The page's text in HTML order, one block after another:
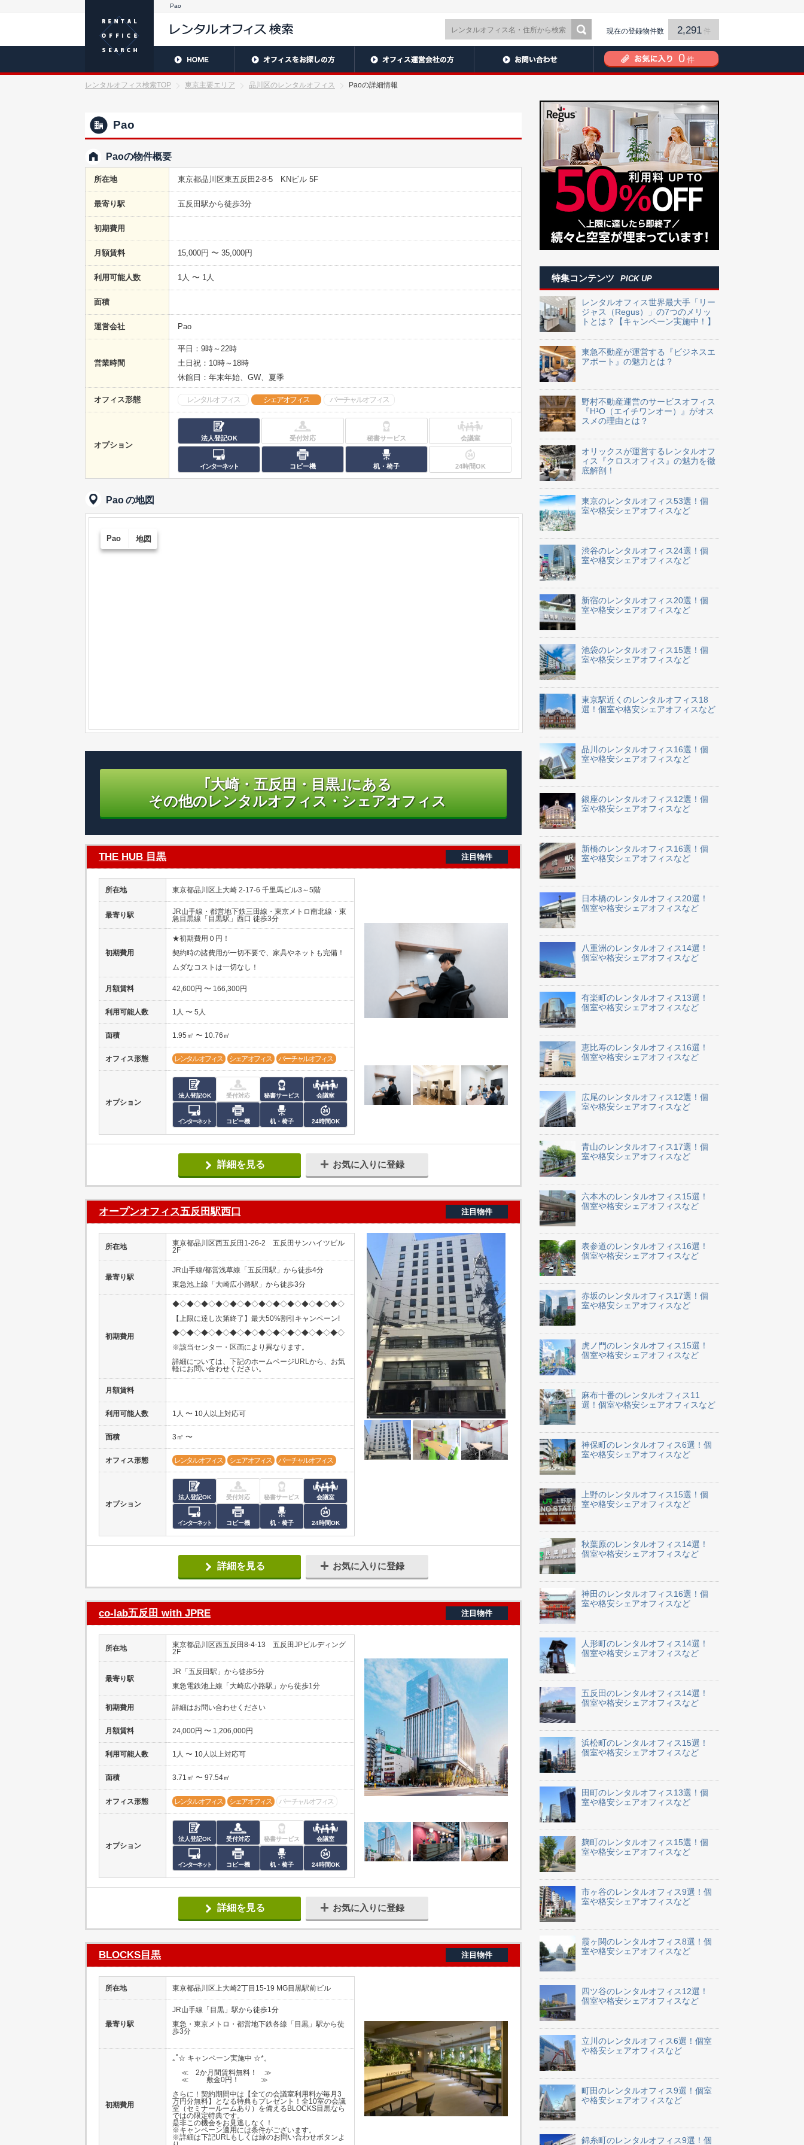
Pao
現在の登録物件数 2,291 件
0 件
レンタルオフィス検索TOP 東京主要エリア 品川区のレンタルオフィス Paoの詳細情報
Pao
Paoの物件概要
所在地 東京都品川区東五反田2-8-5 KNビル 5F
最寄り駅 五反田駅から徒歩3分
初期費用
月額賃料 15,000円 〜 35,000円
利用可能人数 1人 〜 1人
面積
運営会社 Pao
営業時間
平日：9時～22時
土日祝：10時～18時
休館日：年末年始、GW、夏季
オフィス形態 レンタルオフィス シェアオフィス バーチャルオフィス
オプション
法人登記OK 受付対応 秘書サービス 会議室
インターネット コピー機 机・椅子 24時間OK
Paoの地図
Pao 地図
｢大崎・五反田・目黒｣にある
その他のレンタルオフィス・シェアオフィス
THE HUB 目黒 注目物件
所在地 東京都品川区上大崎 2-17-6 千里馬ビル3～5階
最寄り駅
JR山手線・都営地下鉄三田線・東京メトロ南北線・東
急目黒線「目黒駅」西口 徒歩3分
初期費用
★初期費用０円！
契約時の諸費用が一切不要で、家具やネットも完備！
ムダなコストは一切なし！
月額賃料 42,600円 〜 166,300円
利用可能人数 1人 〜 5人
面積 1.95㎡ 〜 10.76㎡
オフィス形態 レンタルオフィス シェアオフィス バーチャルオフィス
オプション
法人登記OK 受付対応 秘書サービス 会議室
インターネット コピー機 机・椅子 24時間OK
詳細を見る お気に入りに登録
オープンオフィス五反田駅西口 注目物件
所在地
東京都品川区西五反田1-26-2 五反田サンハイツビル
2F
最寄り駅
JR山手線/都営浅草線「五反田駅」から徒歩4分
東急池上線「大崎広小路駅」から徒歩3分
初期費用
◆◇◆◇◆◇◆◇◆◇◆◇◆◇◆◇◆◇◆◇◆◇◆◇
【上限に達し次第終了】最大50%割引キャンペーン!
◆◇◆◇◆◇◆◇◆◇◆◇◆◇◆◇◆◇◆◇◆◇◆◇
※該当センター・区画により異なります。
詳細については、下記のホームページURLから、お気
軽にお問い合わせください。
月額賃料
利用可能人数 1人 〜 10人以上対応可
面積 3㎡ 〜
オフィス形態 レンタルオフィス シェアオフィス バーチャルオフィス
オプション
法人登記OK 受付対応 秘書サービス 会議室
インターネット コピー機 机・椅子 24時間OK
詳細を見る お気に入りに登録
co-lab五反田 with JPRE 注目物件
所在地
東京都品川区西五反田8-4-13 五反田JPビルディング
2F
最寄り駅
JR「五反田駅」から徒歩5分
東急電鉄池上線「大崎広小路駅」から徒歩1分
初期費用 詳細はお問い合わせください
月額賃料 24,000円 〜 1,206,000円
利用可能人数 1人 〜 10人以上対応可
面積 3.71㎡ 〜 97.54㎡
オフィス形態 レンタルオフィス シェアオフィス バーチャルオフィス
オプション
法人登記OK 受付対応 秘書サービス 会議室
インターネット コピー機 机・椅子 24時間OK
詳細を見る お気に入りに登録
BLOCKS目黒 注目物件
所在地 東京都品川区上大崎2丁目15-19 MG目黒駅前ビル
最寄り駅
JR山手線「目黒」駅から徒歩1分
東急・東京メトロ・都営地下鉄各線「目黒」駅から徒
歩3分
初期費用
｡˚☆ キャンペーン実施中 ☆*。
≪ 2か月間賃料無料！ ≫
≪ 敷金0円！ ≫
さらに！契約期間中は【全ての会議室利用料が毎月3
万円分無料】となる特典もプレゼント！全10室の会議
室（セミナールームあり）を備えるBLOCKS目黒なら
ではの限定特典です。
是非この機会をお見逃しなく！
※キャンペーン適用には条件がございます。
※詳細は下記URLもしくは緑のお問い合わせボタンよ
特集コンテンツ PICK UP
レンタルオフィス世界最大手「リー
ジャス（Regus）」の7つのメリッ
トとは？【キャンペーン実施中！】
東急不動産が運営する『ビジネスエ
アポート』の魅力とは？
野村不動産運営のサービスオフィス
『H¹O（エイチワンオー）』がオス
スメの理由とは？
オリックスが運営するレンタルオフ
ィス『クロスオフィス』の魅力を徹
底解剖！
東京のレンタルオフィス53選！個
室や格安シェアオフィスなど
渋谷のレンタルオフィス24選！個
室や格安シェアオフィスなど
新宿のレンタルオフィス20選！個
室や格安シェアオフィスなど
池袋のレンタルオフィス15選！個
室や格安シェアオフィスなど
東京駅近くのレンタルオフィス18
選！個室や格安シェアオフィスなど
品川のレンタルオフィス16選！個
室や格安シェアオフィスなど
銀座のレンタルオフィス12選！個
室や格安シェアオフィスなど
新橋のレンタルオフィス16選！個
室や格安シェアオフィスなど
日本橋のレンタルオフィス20選！
個室や格安シェアオフィスなど
八重洲のレンタルオフィス14選！
個室や格安シェアオフィスなど
有楽町のレンタルオフィス13選！
個室や格安シェアオフィスなど
恵比寿のレンタルオフィス16選！
個室や格安シェアオフィスなど
広尾のレンタルオフィス12選！個
室や格安シェアオフィスなど
青山のレンタルオフィス17選！個
室や格安シェアオフィスなど
六本木のレンタルオフィス15選！
個室や格安シェアオフィスなど
表参道のレンタルオフィス16選！
個室や格安シェアオフィスなど
赤坂のレンタルオフィス17選！個
室や格安シェアオフィスなど
虎ノ門のレンタルオフィス15選！
個室や格安シェアオフィスなど
麻布十番のレンタルオフィス11
選！個室や格安シェアオフィスなど
神保町のレンタルオフィス6選！個
室や格安シェアオフィスなど
上野のレンタルオフィス15選！個
室や格安シェアオフィスなど
秋葉原のレンタルオフィス14選！
個室や格安シェアオフィスなど
神田のレンタルオフィス16選！個
室や格安シェアオフィスなど
人形町のレンタルオフィス14選！
個室や格安シェアオフィスなど
五反田のレンタルオフィス14選！
個室や格安シェアオフィスなど
浜松町のレンタルオフィス15選！
個室や格安シェアオフィスなど
田町のレンタルオフィス13選！個
室や格安シェアオフィスなど
麹町のレンタルオフィス15選！個
室や格安シェアオフィスなど
市ヶ谷のレンタルオフィス9選！個
室や格安シェアオフィスなど
霞ヶ関のレンタルオフィス8選！個
室や格安シェアオフィスなど
四ツ谷のレンタルオフィス12選！
個室や格安シェアオフィスなど
立川のレンタルオフィス6選！個室
や格安シェアオフィスなど
町田のレンタルオフィス9選！個室
や格安シェアオフィスなど
錦糸町のレンタルオフィス9選！個